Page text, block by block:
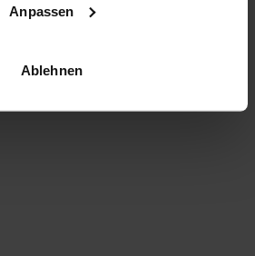
Anpassen
Ablehnen